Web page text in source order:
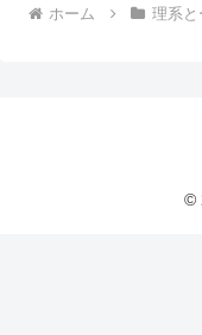
ホーム 理系と
©